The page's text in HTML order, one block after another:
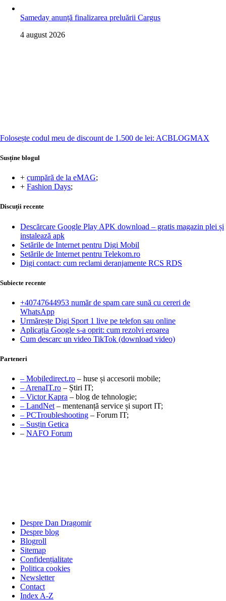
Sameday anunță finalizarea preluării Cargus
4 august 2026
Folosește codul meu de discount de 1.500 de lei: ACBLOGMAX
Susține blogul
+ cumpără de la eMAG;
+ Fashion Days;
Discuții recente
Descărcare Google Play APK download – gratis magazin plei și
instalează apk
Setările de Internet pentru Digi Mobil
Setările de Internet pentru Telekom.ro
Digi contact: cum reclami deranjamente RCS RDS
Subiecte recente
+40747644953 număr de spam care sună cu cereri de
WhatsApp
Urmărește Digi Sport 1 live pe telefon sau online
Aplicația Google s-a oprit: cum rezolvi eroarea
Cum descarc un video TikTok (download video)
Parteneri
– Mobiledirect.ro – huse și accesorii mobile;
– ArenaIT.ro – Știri IT;
– Victor Kapra – blog de tehnologie;
– LandNet – mentenanță service și suport IT;
– PCTroubleshooting – Forum IT;
– Susțin Getica
– NAFO Forum
Despre Dan Dragomir
Despre blog
Blogroll
Sitemap
Confidențialitate
Politica cookies
Newsletter
Contact
Index A-Z